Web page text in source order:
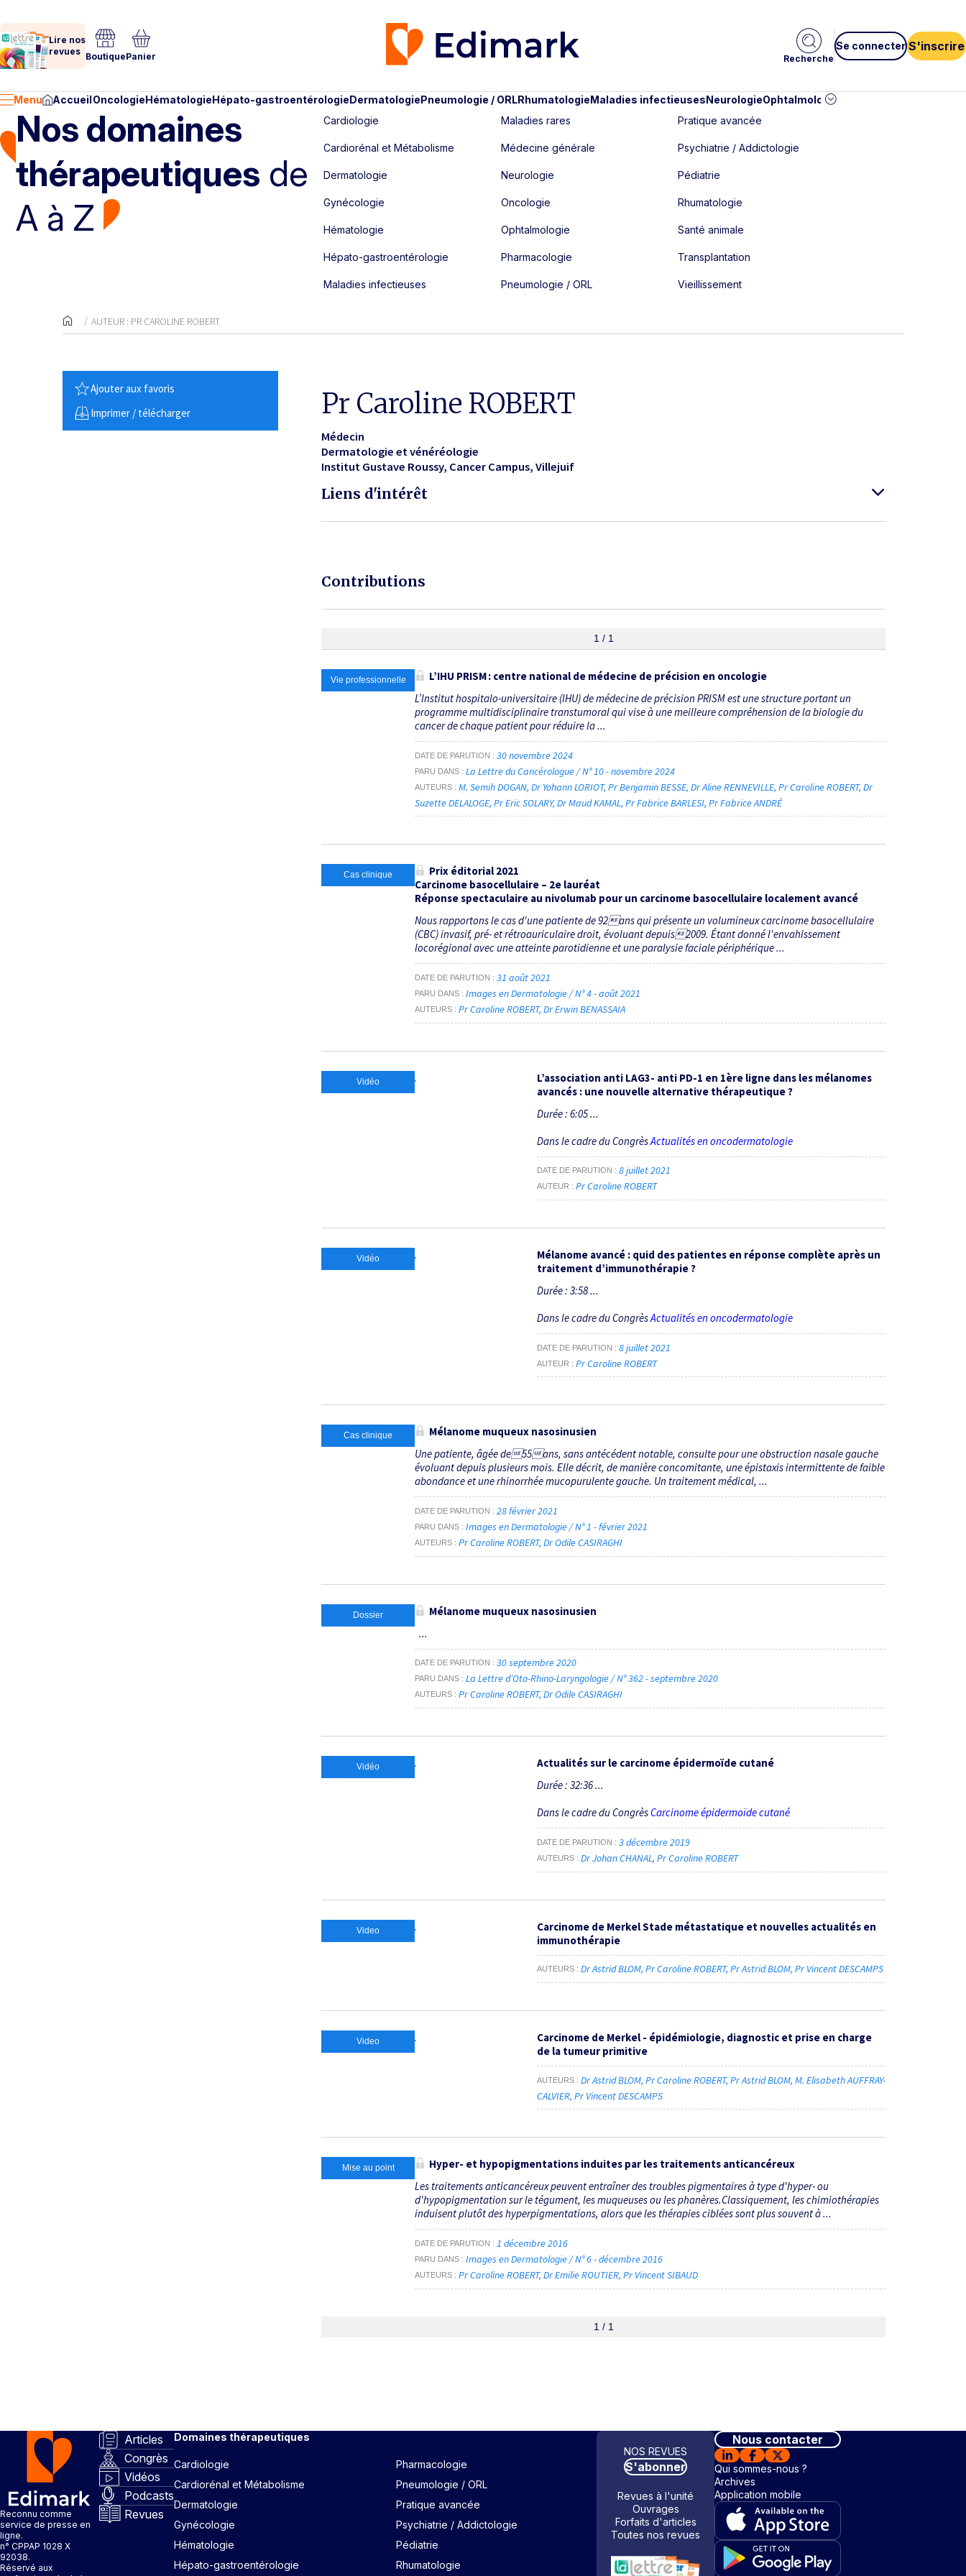
Lire nos
revues BoutiquePanier Recherche
Se connecter S'inscrire
Menu AccueilOncologieHématologieHépato-gastroentérologieDermatologiePneumologie / ORLRhumatologieMaladies infectieusesNeurologieOphtalmologie
Nos domaines
thérapeutiques de
A à Z
Cardiologie
Cardiorénal et Métabolisme
Dermatologie
Gynécologie
Hématologie
Hépato-gastroentérologie
Maladies infectieuses
Maladies rares
Médecine générale
Neurologie
Oncologie
Ophtalmologie
Pharmacologie
Pneumologie / ORL
Pratique avancée
Psychiatrie / Addictologie
Pédiatrie
Rhumatologie
Santé animale
Transplantation
Vieillissement
AUTEUR : PR CAROLINE ROBERT
Ajouter aux favoris
Imprimer / télécharger
Pr Caroline ROBERT
Médecin
Dermatologie et vénéréologie
Institut Gustave Roussy, Cancer Campus Villejuif
Liens d'intérêt
Contributions
1 / 1
Vie professionnelle
L’IHU PRISM : centre national de médecine de précision en oncologie
L’Institut hospitalo-universitaire (IHU) de médecine de précision PRISM est une structure portant un
programme multidisciplinaire transtumoral qui vise à une meilleure compréhension de la biologie du
cancer de chaque patient pour réduire la ...
DATE DE PARUTION 30 novembre 2024
PARU DANS La Lettre du Cancérologue / N° 10 - novembre 2024
AUTEURS M. Semih DOGAN Dr Yohann LORIOT Pr Benjamin BESSE Dr Aline RENNEVILLE Pr Caroline ROBERT Dr
Suzette DELALOGE Pr Eric SOLARY Dr Maud KAMAL Pr Fabrice BARLESI Pr Fabrice ANDRÉ
Cas clinique
Prix éditorial 2021
Carcinome basocellulaire – 2e lauréat
Réponse spectaculaire au nivolumab pour un carcinome basocellulaire localement avancé
Nous rapportons le cas d'une patiente de 92ans qui présente un volumineux carcinome basocellulaire
(CBC) invasif, pré- et rétroauriculaire droit, évoluant depuis2009. Étant donné l'envahissement
locorégional avec une atteinte parotidienne et une paralysie faciale périphérique ...
DATE DE PARUTION 31 août 2021
PARU DANS Images en Dermatologie / N° 4 - août 2021
AUTEURS Pr Caroline ROBERT Dr Erwin BENASSAIA
Vidéo
L’association anti LAG3- anti PD-1 en 1ère ligne dans les mélanomes
avancés : une nouvelle alternative thérapeutique ?
Durée : 6:05 ...
Dans le cadre du CongrèsActualités en oncodermatologie
DATE DE PARUTION 8 juillet 2021
AUTEUR Pr Caroline ROBERT
Vidéo
Mélanome avancé : quid des patientes en réponse complète après un
traitement d’immunothérapie ?
Durée : 3:58 ...
Dans le cadre du CongrèsActualités en oncodermatologie
DATE DE PARUTION 8 juillet 2021
AUTEUR Pr Caroline ROBERT
Cas clinique
Mélanome muqueux nasosinusien
Une patiente, âgée de55ans, sans antécédent notable, consulte pour une obstruction nasale gauche
évoluant depuis plusieurs mois. Elle décrit, de manière concomitante, une épistaxis intermittente de faible
abondance et une rhinorrhée mucopurulente gauche. Un traitement médical, ...
DATE DE PARUTION 28 février 2021
PARU DANS Images en Dermatologie / N° 1 - février 2021
AUTEURS Pr Caroline ROBERT Dr Odile CASIRAGHI
Dossier
Mélanome muqueux nasosinusien
...
DATE DE PARUTION 30 septembre 2020
PARU DANS La Lettre d’Oto-Rhino-Laryngologie / N° 362 - septembre 2020
AUTEURS Pr Caroline ROBERT Dr Odile CASIRAGHI
Vidéo
Actualités sur le carcinome épidermoïde cutané
Durée : 32:36 ...
Dans le cadre du CongrèsCarcinome épidermoïde cutané
DATE DE PARUTION 3 décembre 2019
AUTEURS Dr Johan CHANAL Pr Caroline ROBERT
Video
Carcinome de Merkel Stade métastatique et nouvelles actualités en
immunothérapie
AUTEURS Dr Astrid BLOM Pr Caroline ROBERT Pr Astrid BLOM Pr Vincent DESCAMPS
Video
Carcinome de Merkel - épidémiologie, diagnostic et prise en charge
de la tumeur primitive
AUTEURS Dr Astrid BLOM Pr Caroline ROBERT Pr Astrid BLOM M. Elisabeth AUFFRAY-
CALVIER Pr Vincent DESCAMPS
Mise au point
Hyper- et hypopigmentations induites par les traitements anticancéreux
Les traitements anticancéreux peuvent entraîner des troubles pigmentaires à type d'hyper- ou
d'hypopigmentation sur le tégument, les muqueuses ou les phanères.Classiquement, les chimiothérapies
induisent plutôt des hyperpigmentations, alors que les thérapies ciblées sont plus souvent à ...
DATE DE PARUTION 1 décembre 2016
PARU DANS Images en Dermatologie / N° 6 - décembre 2016
AUTEURS Pr Caroline ROBERT Dr Emilie ROUTIER Pr Vincent SIBAUD
1 / 1
Reconnu comme
service de presse en
ligne.
n° CPPAP 1028 X
92038.
Réservé aux
Articles
Congrès
Vidéos
Podcasts
Revues
Domaines thérapeutiques
Cardiologie
Cardiorénal et Métabolisme
Dermatologie
Gynécologie
Hématologie
Hépato-gastroentérologie
Pharmacologie
Pneumologie / ORL
Pratique avancée
Psychiatrie / Addictologie
Pédiatrie
Rhumatologie
NOS REVUES
S'abonner
Revues à l'unité
Ouvrages
Forfaits d'articles
Toutes nos revues
Nous contacter
Qui sommes-nous ?
Archives
Application mobile